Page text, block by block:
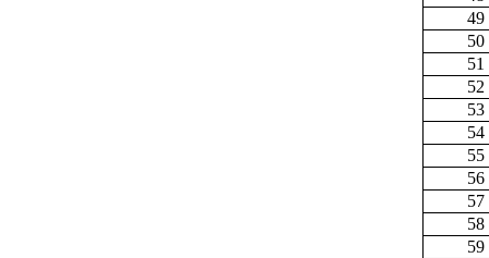
49
50
51
52
53
54
55
56
57
58
59